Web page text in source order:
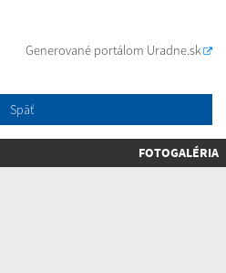
Generované portálom Uradne.sk
Späť
FOTOGALÉRIA